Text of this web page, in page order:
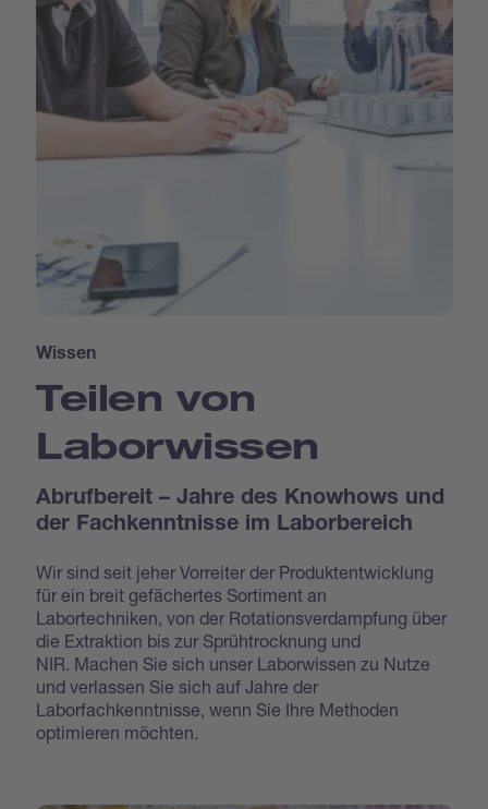
Wissen
Teilen von
Laborwissen
Abrufbereit – Jahre des Knowhows und
der Fachkenntnisse im Laborbereich
Wir sind seit jeher Vorreiter der Produktentwicklung
für ein breit gefächertes Sortiment an
Labortechniken, von der Rotationsverdampfung über
die Extraktion bis zur Sprühtrocknung und
NIR. Machen Sie sich unser Laborwissen zu Nutze
und verlassen Sie sich auf Jahre der
Laborfachkenntnisse, wenn Sie Ihre Methoden
optimieren möchten.